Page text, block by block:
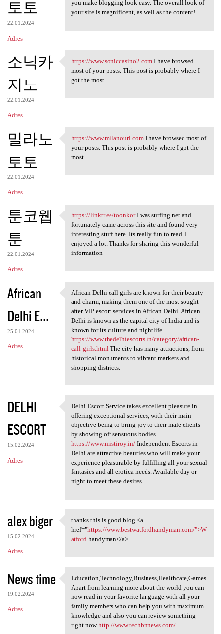
토토
22.01.2024
Adres
you make blogging look easy. The overall look of
your site is magnificent, as well as the content!
소닉카
지노
22.01.2024
Adres
https://www.soniccasino2.com
https://www.soniccasino2.comI have browsed
most of your posts. This post is probably where I
got the most
밀라노
토토
22.01.2024
Adres
https://www.milanourl.com I
https://www.milanourl.comI have browsed most of
your posts. This post is probably where I got the
most
툰코웹
툰
22.01.2024
Adres
https://linktr.ee/toonkor I
https://linktr.ee/toonkorI was surfing net and
fortunately came across this site and found very
interesting stuff here. Its really fun to read. I
enjoyed a lot. Thanks for sharing this wonderful
information
African
Delhi E...
25.01.2024
Adres
African Delhi call girls are
African Delhi call girls are known for their beauty
and charm, making them one of the most sought-
after VIP escort services in African Delhi. African
Delhi is known as the capital city of India and is
known for its culture and nightlife.
https://www.thedelhiescorts.in/category/african-
call-girls.html The city has many attractions, from
historical monuments to vibrant markets and
shopping districts.
DELHI
ESCORT
15.02.2024
Adres
Delhi Escort Service takes
Delhi Escort Service takes excellent pleasure in
offering exceptional services, with their main
objective being to bring joy to their male clients
by showing off sensuous bodies.
https://www.mistiroy.in/Independent Escorts in
Delhi are attractive beauties who will make your
experience pleasurable by fulfilling all your sexual
fantasies and all erotica needs. Available day or
night to meet these desires.
alex biger
15.02.2024
Adres
thanks this is good blog.<a
thanks this is good blog.<a
href="https://www.bestwatfordhandyman.com/">W
atford handyman</a>
News time
19.02.2024
Adres
Education,Technology,Business
Education,Technology,Business,Healthcare,Games
Apart from learning more about the world you can
now read in your favorite language with all your
family members who can help you with maximum
knowledge and also you can review something
right nowhttp://www.techbnnews.com/